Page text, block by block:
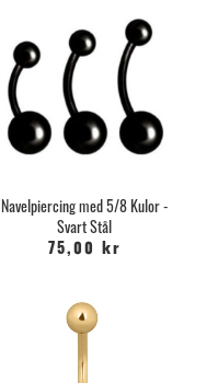
Navelpiercing med 5/8 Kulor -
Svart Stål
75,00 kr